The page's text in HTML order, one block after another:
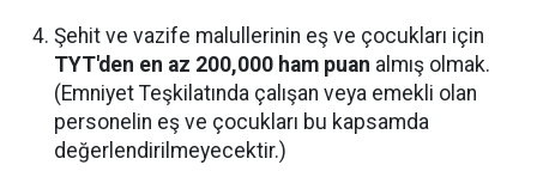
Şehit ve vazife malullerinin eş ve çocukları için
TYT'den en az 200,000 ham puan almış olmak.
(Emniyet Teşkilatında çalışan veya emekli olan
personelin eş ve çocukları bu kapsamda
değerlendirilmeyecektir.)